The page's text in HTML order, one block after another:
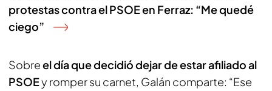
protestas contra el PSOE en Ferraz: “Me quedé
ciego”
Sobreel día que decidió dejar de estar afiliado al
PSOEy romper su carnet, Galán comparte: “Ese